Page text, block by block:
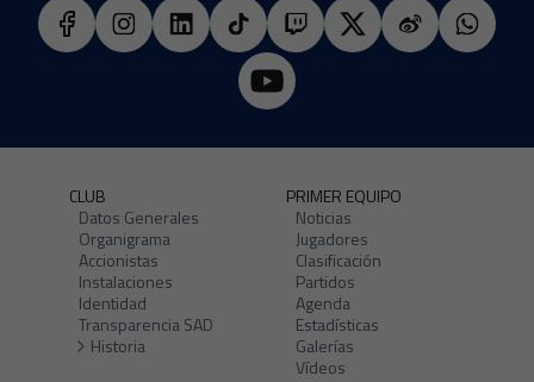
CLUB
Datos Generales
Organigrama
Accionistas
Instalaciones
Identidad
Transparencia SAD
Historia
PRIMER EQUIPO
Noticias
Jugadores
Clasificación
Partidos
Agenda
Estadísticas
Galerías
Vídeos